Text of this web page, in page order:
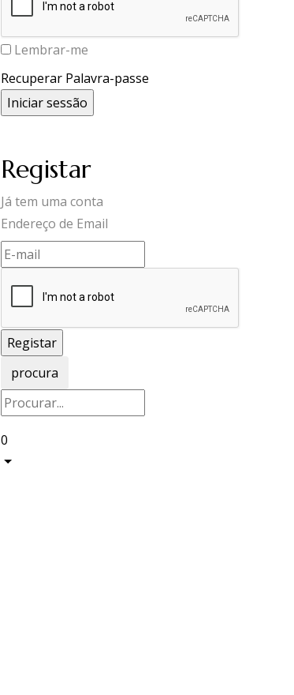
Lembrar-me
Recuperar Palavra-passe
Registar
Já tem uma conta
Endereço de Email
procura
0